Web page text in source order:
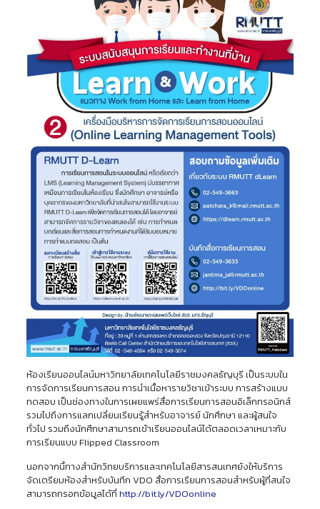
ห้องเรียนออนไลน์มหาวิทยาลัยเทคโนโลยีราชมงคลธัญบุรี เป็นระบบใน
การจัดการเรียนการสอน การนําเนื้อหารายวิชาเข้าระบบ การสร้างแบบ
ทดสอบ เป็นช่องทางในการเผยแพร่สื่อการเรียนการสอนอิเล็กทรอนิกส์
รวมไปถึงการแลกเปลี่ยนเรียนรู้สําหรับอาจารย์ นักศึกษา และผู้สนใจ
ทั่วไป รวมถึงนักศึกษาสามารถเข้าเรียนออนไลน์ได้ตลอดเวลาเหมาะกับ
การเรียนแบบ Flipped Classroom
นอกจากนี้ทางสำนักวิทยบริการและเทคโนโลยีสารสนเทศยังให้บริการ
จัดเตรียมห้องสำหรับบันทึก VDO สื่อการเรียนการสอนสำหรับผู้ที่สนใจ
สามารถกรอกข้อมูลได้ที่ http://bit.ly/VDOonline